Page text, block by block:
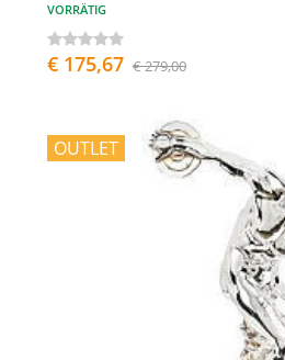
VORRÄTIG
€ 175,67 € 279,00
OUTLET